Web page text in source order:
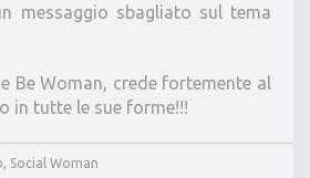
messaggio sbagliato sul tema
Be Woman, crede fortemente al
in tutte le sue forme!!!
, Social Woman